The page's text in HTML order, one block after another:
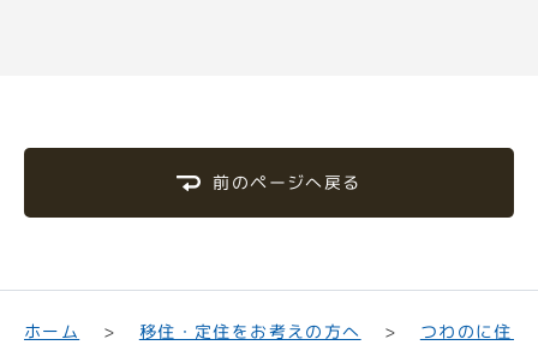
前のページへ戻る
ホーム 移住・定住をお考えの方へ つわのに住む